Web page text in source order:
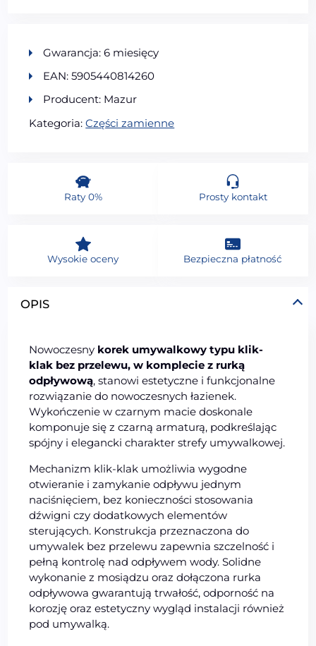
OPIS
Nowoczesny korek umywalkowy typu klik-
klak bez przelewu, w komplecie z rurką
odpływową, stanowi estetyczne i funkcjonalne
rozwiązanie do nowoczesnych łazienek.
Wykończenie w czarnym macie doskonale
komponuje się z czarną armaturą, podkreślając
spójny i elegancki charakter strefy umywalkowej.
Mechanizm klik-klak umożliwia wygodne
otwieranie i zamykanie odpływu jednym
naciśnięciem, bez konieczności stosowania
dźwigni czy dodatkowych elementów
sterujących. Konstrukcja przeznaczona do
umywalek bez przelewu zapewnia szczelność i
pełną kontrolę nad odpływem wody. Solidne
wykonanie z mosiądzu oraz dołączona rurka
odpływowa gwarantują trwałość, odporność na
korozję oraz estetyczny wygląd instalacji również
pod umywalką.
Gwarancja: 6 miesięcy
EAN: 5905440814260
Producent: Mazur
Kategoria:Części zamienne
Raty 0% Prosty kontakt
Wysokie oceny Bezpieczna płatność